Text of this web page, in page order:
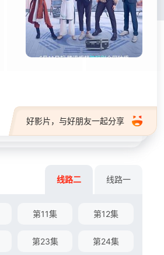
好影片，与好朋友一起分享
线路二 线路一
第11集 第12集
第23集 第24集